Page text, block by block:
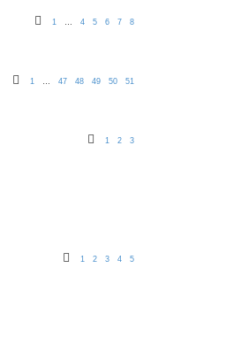
1 … 4 5 6 7 8
1 … 47 48 49 50 51
1 2 3
1 2 3 4 5